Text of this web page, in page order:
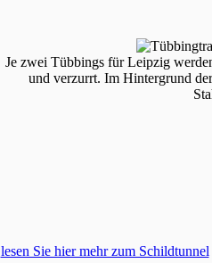
Je zwei Tübbings für Leipzig
und verzurrt. Im Hintergrund
lesen Sie hier mehr zum Schildtunnel